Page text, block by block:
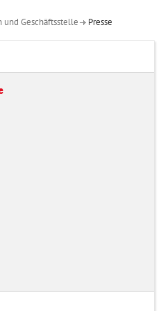
und Geschäftsstelle Presse